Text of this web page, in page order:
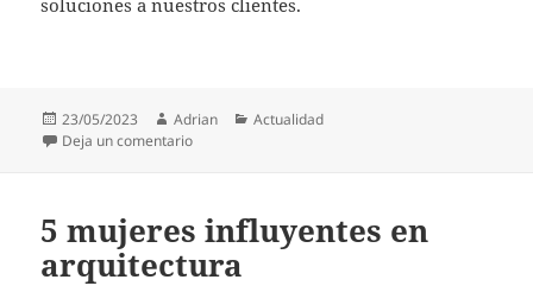
Publicado
el
23/05/2023 Autor
Adrian Categorías
Actualidad
Deja un comentarioen jumptagging.com
5 mujeres influyentes en
arquitectura